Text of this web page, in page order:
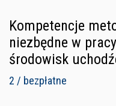
Kompetencje
niezbędne w
środowisk
2 / bezpłatne